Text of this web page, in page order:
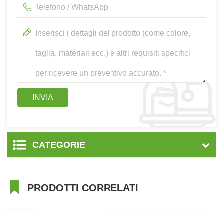
CATEGORIE
PRODOTTI CORRELATI